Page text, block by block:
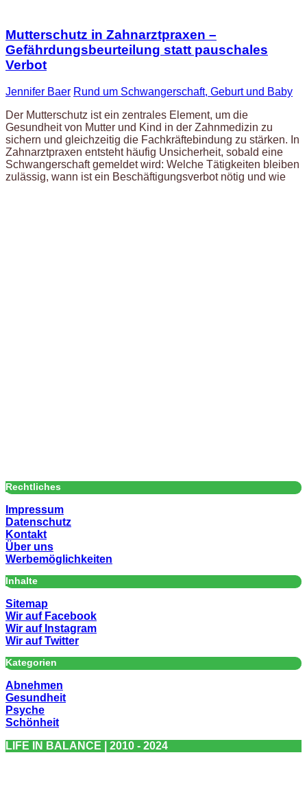
Mutterschutz in Zahnarztpraxen –
Gefährdungsbeurteilung statt pauschales
Verbot
Jennifer Baer Rund um Schwangerschaft, Geburt und Baby
Der Mutterschutz ist ein zentrales Element, um die
Gesundheit von Mutter und Kind in der Zahnmedizin zu
sichern und gleichzeitig die Fachkräftebindung zu stärken. In
Zahnarztpraxen entsteht häufig Unsicherheit, sobald eine
Schwangerschaft gemeldet wird: Welche Tätigkeiten bleiben
zulässig, wann ist ein Beschäftigungsverbot nötig und wie
Rechtliches
Impressum
Datenschutz
Kontakt
Über uns
Werbemöglichkeiten
Inhalte
Sitemap
Wir auf Facebook
Wir auf Instagram
Wir auf Twitter
Kategorien
Abnehmen
Gesundheit
Psyche
Schönheit
LIFE IN BALANCE | 2010 - 2024